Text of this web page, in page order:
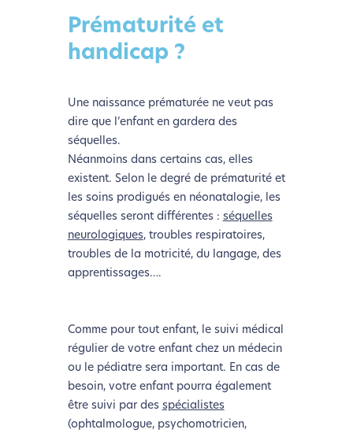
Prématurité et
handicap ?
Une naissance prématurée ne veut pas
dire que l’enfant en gardera des
séquelles.
Néanmoins dans certains cas, elles
existent. Selon le degré de prématurité et
les soins prodigués en néonatalogie, les
séquelles seront différentes : séquelles
neurologiques, troubles respiratoires,
troubles de la motricité, du langage, des
apprentissages….
Comme pour tout enfant, le suivi médical
régulier de votre enfant chez un médecin
ou le pédiatre sera important. En cas de
besoin, votre enfant pourra également
être suivi par des spécialistes
(ophtalmologue, psychomotricien,